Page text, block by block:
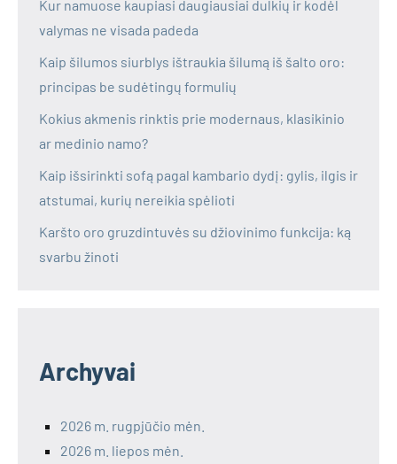
Kur namuose kaupiasi daugiausiai dulkių ir kodėl
valymas ne visada padeda
Kaip šilumos siurblys ištraukia šilumą iš šalto oro:
principas be sudėtingų formulių
Kokius akmenis rinktis prie modernaus, klasikinio
ar medinio namo?
Kaip išsirinkti sofą pagal kambario dydį: gylis, ilgis ir
atstumai, kurių nereikia spėlioti
Karšto oro gruzdintuvės su džiovinimo funkcija: ką
svarbu žinoti
Archyvai
2026 m. rugpjūčio mėn.
2026 m. liepos mėn.